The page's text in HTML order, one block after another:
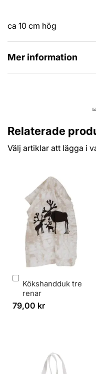
ca 10 cm hög
Mer information
Relaterade
Välj artiklar att lägga i
Kökshandduk tre
renar
79,00 kr
varukorg